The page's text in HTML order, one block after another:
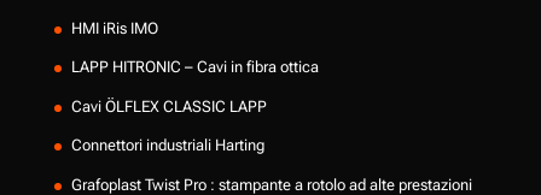
HMI iRis IMO
LAPP HITRONIC – Cavi in fibra ottica
Cavi ÖLFLEX CLASSIC LAPP
Connettori industriali Harting
Grafoplast Twist Pro : stampante a rotolo ad alte prestazioni